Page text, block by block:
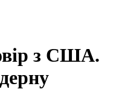
з США.